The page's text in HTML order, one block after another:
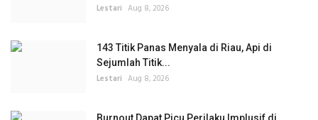
Lestari Aug 8, 2026
143 Titik Panas Menyala di Riau, Api di
Sejumlah Titik...
Lestari Aug 8, 2026
Burnout Dapat Picu Perilaku Implusif di